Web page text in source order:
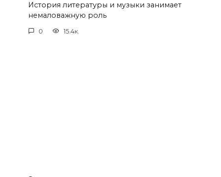
История литературы и музыки занимает
немаловажную роль
0 15.4к.